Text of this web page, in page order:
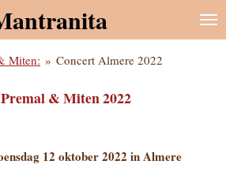
Miten: » Concert Almere 2022
& Miten 2022
12 oktober 2022 in Almere